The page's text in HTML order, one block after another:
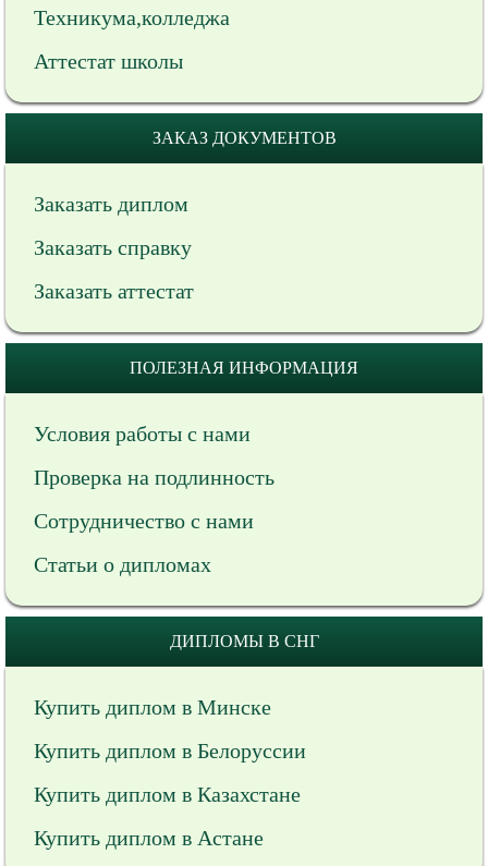
Техникума,колледжа
Аттестат школы
ЗАКАЗ ДОКУМЕНТОВ
Заказать диплом
Заказать справку
Заказать аттестат
ПОЛЕЗНАЯ ИНФОРМАЦИЯ
Условия работы с нами
Проверка на подлинность
Сотрудничество с нами
Статьи о дипломах
ДИПЛОМЫ В СНГ
Купить диплом в Минске
Купить диплом в Белоруссии
Купить диплом в Казахстане
Купить диплом в Астане